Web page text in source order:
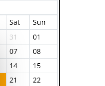
Sat
Sun
31
01
07
08
14
15
21
22